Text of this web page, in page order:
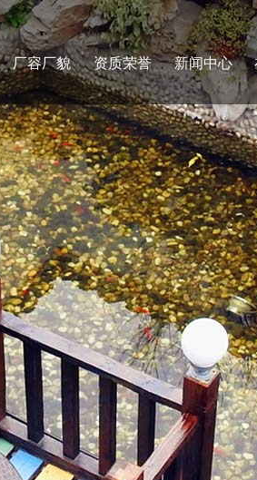
厂容厂貌 资质荣誉 新闻中心